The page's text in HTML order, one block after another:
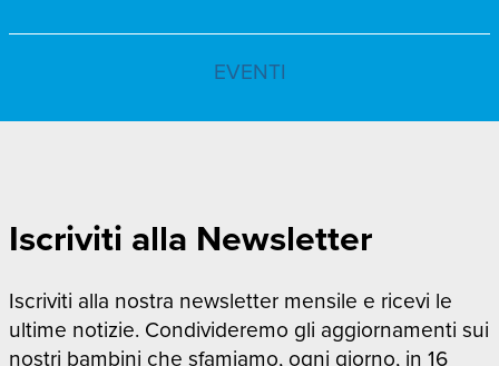
EVENTI
Iscriviti alla Newsletter
Iscriviti alla nostra newsletter mensile e ricevi le
ultime notizie. Condivideremo gli aggiornamenti sui
nostri bambini che sfamiamo, ogni giorno, in 16